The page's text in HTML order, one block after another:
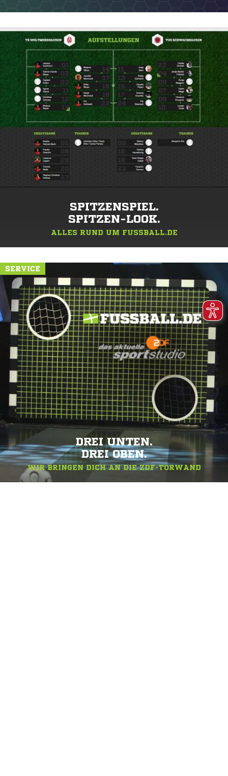
SPITZENSPIEL.
SPITZEN-LOOK.
ALLES RUND UM FUSSBALL.DE
SERVICE
DREI UNTEN.
DREI OBEN.
WIR BRINGEN DICH AN DIE ZDF-TORWAND